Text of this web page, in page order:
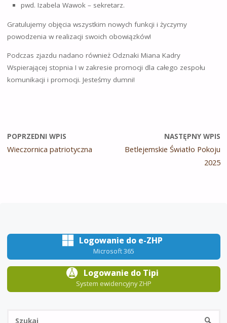
pwd. Izabela Wawok – sekretarz.
Gratulujemy objęcia wszystkim nowych funkcji i życzymy
powodzenia w realizacji swoich obowiązków!
Podczas zjazdu nadano również Odznaki Miana Kadry
Wspierającej stopnia I w zakresie promocji dla całego zespołu
komunikacji i promocji. Jesteśmy dumni!
POPRZEDNI WPIS
Wieczornica patriotyczna
NASTĘPNY WPIS
Betlejemskie Światło Pokoju
2025
Logowanie do e-ZHP
Microsoft 365
Logowanie do Tipi
System ewidencyjny ZHP